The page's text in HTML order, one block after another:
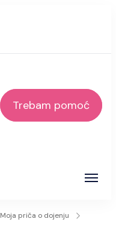
Trebam pomoć
Moja priča o dojenju